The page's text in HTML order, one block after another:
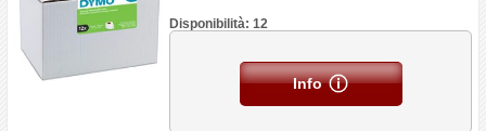
Disponibilità: 12
Info